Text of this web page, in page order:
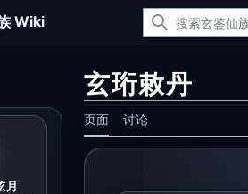
Wiki
月
玄珩敕丹
页面 讨论